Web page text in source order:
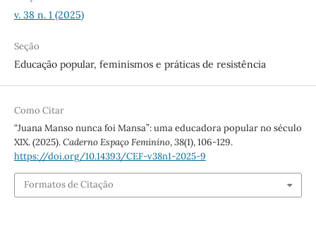
v. 38 n. 1 (2025)
Seção
Educação popular, feminismos e práticas de resistência
Como Citar
“Juana Manso nunca foi Mansa”: uma educadora popular no século
XIX. (2025).Caderno Espaço Feminino,38(1), 106-129.
https://doi.org/10.14393/CEF-v38n1-2025-9
Formatos de Citação